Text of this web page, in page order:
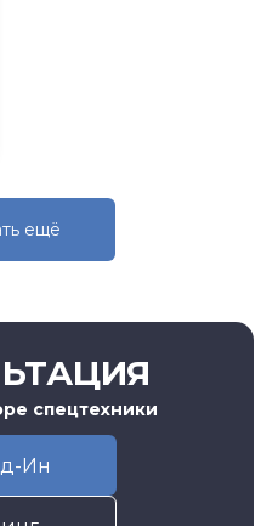
eщё
спецтехники
Ин